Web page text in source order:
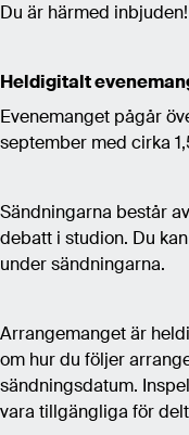
Du är härmed inbjuden!
Heldigitalt
Evenemanget pågår
september med cirka
Sändningarna består
debatt i studion. Du
under sändningarna.
Arrangemanget är
om hur du följer
sändningsdatum.
vara tillgängliga för